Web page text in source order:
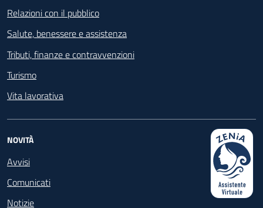
Relazioni con il pubblico
Salute, benessere e assistenza
Tributi, finanze e contravvenzioni
Turismo
Vita lavorativa
NOVITÀ
Avvisi
Comunicati
Notizie